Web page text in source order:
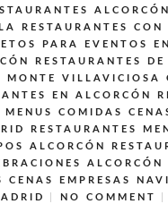
RESTAURANTES
PARA EVENTOS
RESTAURANTES
MONTE VILLAVICIOSA
EN ALCORCÓN
MENUS COMIDAS
RESTAURANTES
ALCORCÓN
ALCORCÓN
EMPRESAS
NO COMMENT